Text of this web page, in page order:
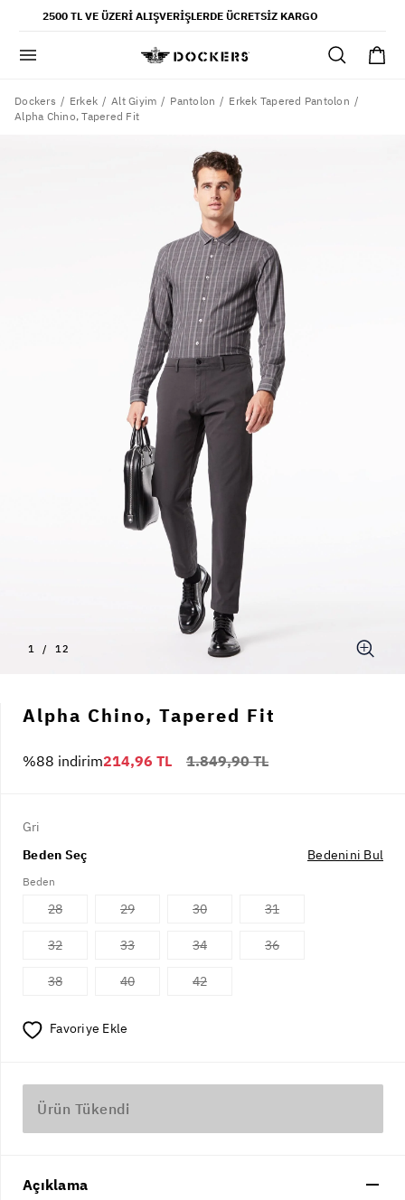
2500 TL VE ÜZERI ALIŞVERIŞLERDE ÜCRETSIZ KARGO
gömlek
şort
Dockers Erkek Alt Giyim Pantolon
Erkek Tapered Pantolon
Alpha Chino, Tapered Fit
1 / 12
Alpha Chino, Tapered Fit
1.849,90 TL
%88 indirim214,96 TL
Gri
Beden Seç
Bedenini Bul
Beden
28 29 30 31
32 33 34 36
38 40 42
Favoriye Ekle
Ürün Tükendi
Açıklama